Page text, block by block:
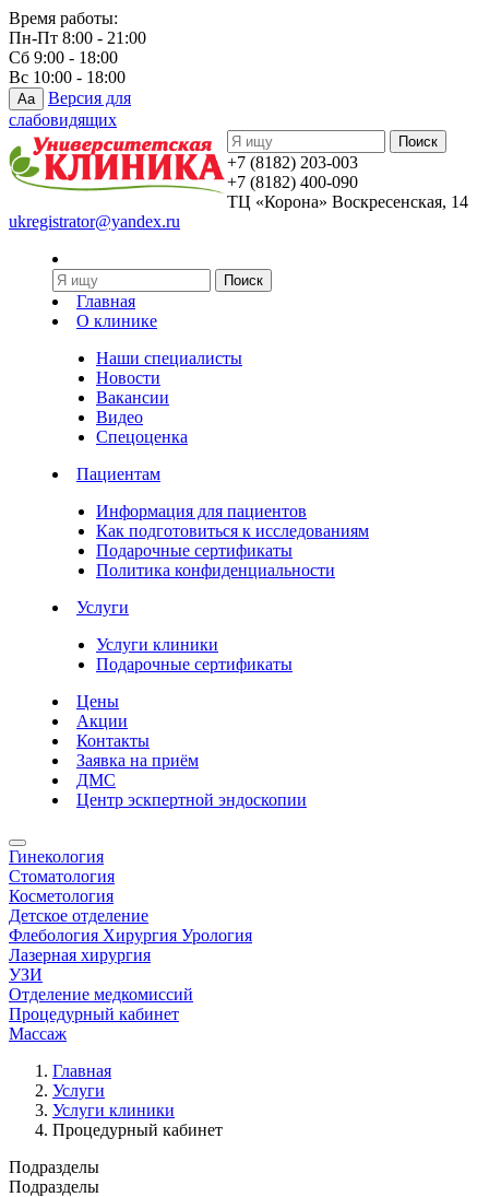
Время работы:
Пн-Пт 8:00 - 21:00
Сб 9:00 - 18:00
Вс 10:00 - 18:00
Aa
Версия для
слабовидящих
+7 (8182) 203-003
+7 (8182) 400-090
ТЦ «Корона» Воскресенская, 14
ukregistrator@yandex.ru
Главная
О клинике
Наши специалисты
Новости
Вакансии
Видео
Спецоценка
Пациентам
Информация для пациентов
Как подготовиться к исследованиям
Подарочные сертификаты
Политика конфиденциальности
Услуги
Услуги клиники
Подарочные сертификаты
Цены
Акции
Контакты
Заявка на приём
ДМС
Центр эскпертной эндоскопии
Гинекология
Стоматология
Косметология
Детское отделение
Флебология Хирургия Урология
Лазерная хирургия
УЗИ
Отделение медкомиссий
Процедурный кабинет
Массаж
Главная
Услуги
Услуги клиники
Процедурный кабинет
Подразделы
Подразделы